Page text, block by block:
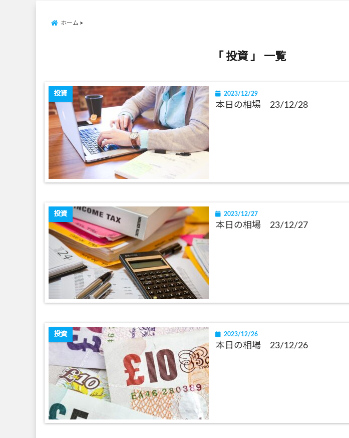
ホーム
「 投資 」 一覧
投資 2023/12/29
本日の相場 23/12/28
投資 2023/12/27
本日の相場 23/12/27
投資 2023/12/26
本日の相場 23/12/26